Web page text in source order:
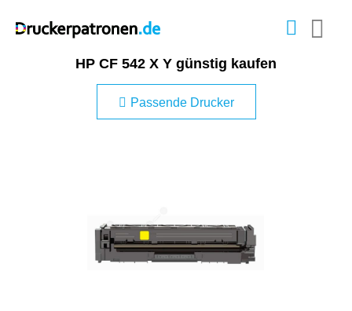
HP CF 542 X Y günstig kaufen
Passende Drucker